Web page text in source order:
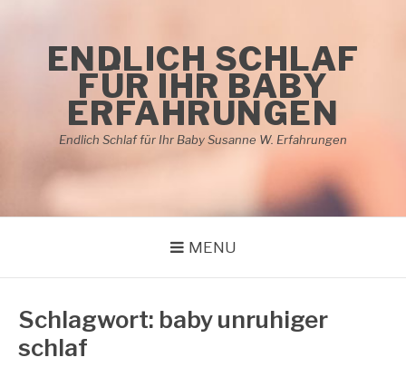
ENDLICH SCHLAF
FÜR IHR BABY
ERFAHRUNGEN
Endlich Schlaf für Ihr Baby Susanne W. Erfahrungen
MENU
Schlagwort: baby unruhiger
schlaf